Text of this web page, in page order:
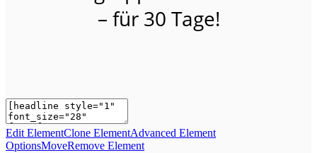
– für 30 Tage!
Edit ElementClone ElementAdvanced Element
OptionsMoveRemove Element